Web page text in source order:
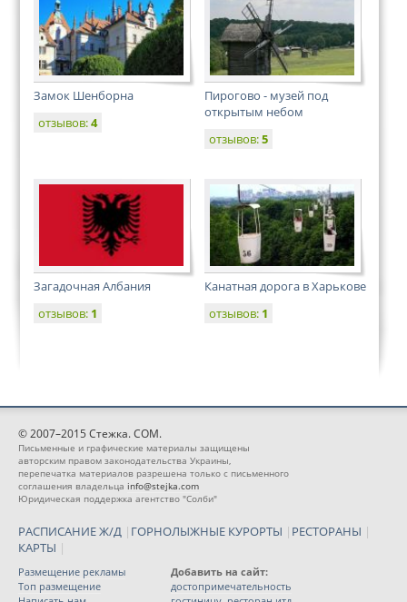
Замок Шенборна
отзывов:4
Пирогово - музей под
открытым небом
отзывов:5
Загадочная Албания
отзывов: 1
Канатная дорога в Харькове
отзывов: 1
© 2007–2015 Стежка. COM.
Письменные и графические материалы защищены
авторским правом законодательства Украины,
перепечатка материалов разрешена только с письменного
соглашения владельца info@stejka.com
Юридическая поддержка агентство "Солби"
РАСПИСАНИЕ Ж/Д | ГОРНОЛЫЖНЫЕ КУРОРТЫ | РЕСТОРАНЫ |
КАРТЫ |
Размещение рекламы
Топ размещение
Добавить на сайт:
достопримечательность